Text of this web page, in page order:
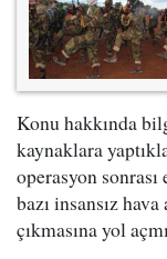
Konu hakkında
kaynaklara
operasyon sonrası
bazı insansız
çıkmasına yol